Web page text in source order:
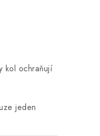
kol ochraňují
jeden